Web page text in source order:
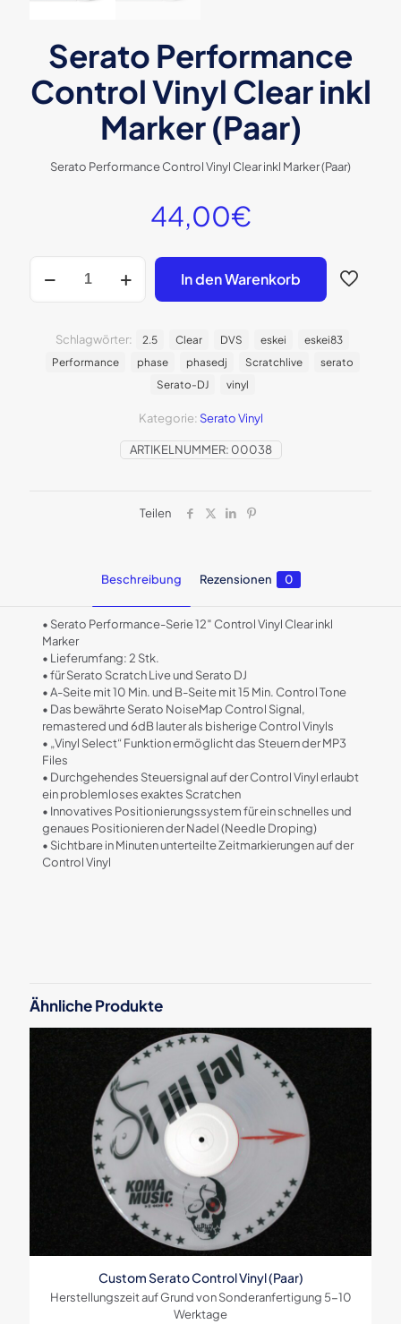
Serato Performance
Control Vinyl Clear inkl
Marker (Paar)
Serato Performance Control Vinyl Clear inkl Marker (Paar)
44,00€
Performance
Control
Clear
Marker
In den Warenkorb
ARTIKELNUMMER: 00038
Kategorie: Serato Vinyl
Schlagwörter: 2.5 Clear DVS eskei
eskei83
Performance
phase phasedj Scratchlive
serato
Serato-DJ
vinyl
Teilen
Beschreibung Rezensionen 0
• Serato Performance-Serie 12″ Control Vinyl Clear inkl
Marker
• Lieferumfang: 2 Stk.
• für Serato Scratch Live und Serato DJ
• A-Seite mit 10 Min. und B-Seite mit 15 Min. Control Tone
• Das bewährte Serato NoiseMap Control Signal,
remastered und 6dB lauter als bisherige Control Vinyls
• „Vinyl Select“ Funktion ermöglicht das Steuern der MP3
Files
• Durchgehendes Steuersignal auf der Control Vinyl erlaubt
ein problemloses exaktes Scratchen
• Innovatives Positionierungssystem für ein schnelles und
genaues Positionieren der Nadel (Needle Droping)
• Sichtbare in Minuten unterteilte Zeitmarkierungen auf der
Control Vinyl
„Serato Performance Control Vinyl
Clear inkl Marker (Paar)“
Deine E-Mail-Adresse wird nicht veröffentlicht.
Felder sind mit*markiert
Deine Bewertung
2 von
5 Sternen
Ähnliche Produkte
Custom Serato Control Vinyl (Paar)
Herstellungszeit auf Grund von Sonderanfertigung 5-10
Werktage